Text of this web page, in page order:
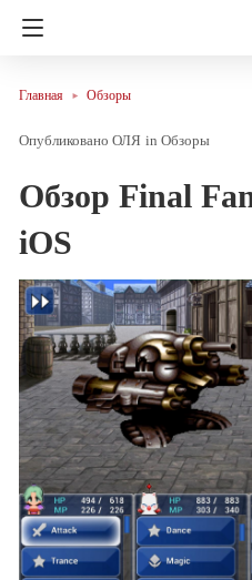
Главная Обзоры
ОЛЯ in Обзоры
Обзор Final
iOS